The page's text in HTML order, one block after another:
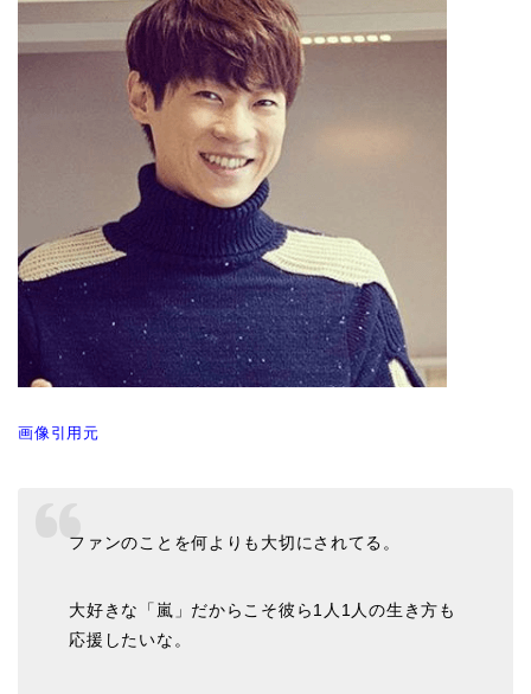
画像引用元
ファンのことを何よりも大切にされてる。
大好きな「嵐」だからこそ彼ら1人1人の生き方も
応援したいな。